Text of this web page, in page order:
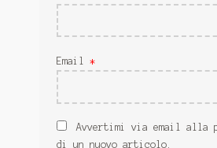
Email *
Avvertimi via email alla
di un nuovo articolo.